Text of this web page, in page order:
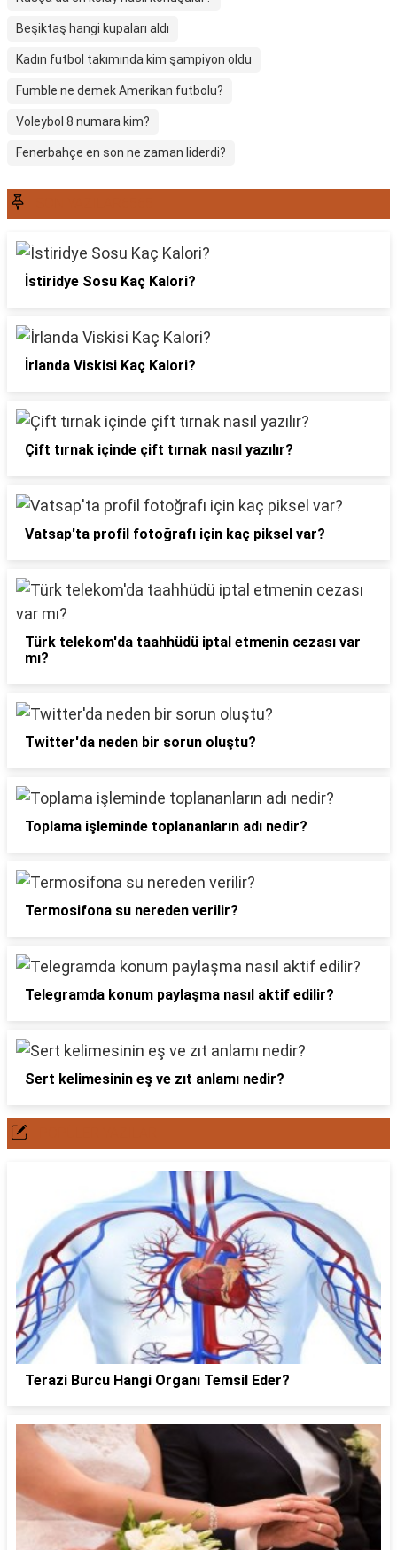
Beşiktaş hangi kupaları aldı
Kadın futbol takımında kim şampiyon oldu
Fumble ne demek Amerikan futbolu?
Voleybol 8 numara kim?
Fenerbahçe en son ne zaman liderdi?
İstiridye Sosu Kaç Kalori?
İrlanda Viskisi Kaç Kalori?
Çift tırnak içinde çift tırnak nasıl yazılır?
Vatsap'ta profil fotoğrafı için kaç piksel var?
Türk telekom'da taahhüdü iptal etmenin cezası var
mı?
Twitter'da neden bir sorun oluştu?
Toplama işleminde toplananların adı nedir?
Termosifona su nereden verilir?
Telegramda konum paylaşma nasıl aktif edilir?
Sert kelimesinin eş ve zıt anlamı nedir?
Terazi Burcu Hangi Organı Temsil Eder?